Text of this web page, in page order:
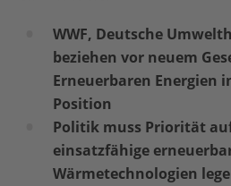
WWF, Deutsche
beziehen vor neuem
Erneuerbaren Energien
Position
Politik muss Priorität
einsatzfähige
Wärmetechnologien